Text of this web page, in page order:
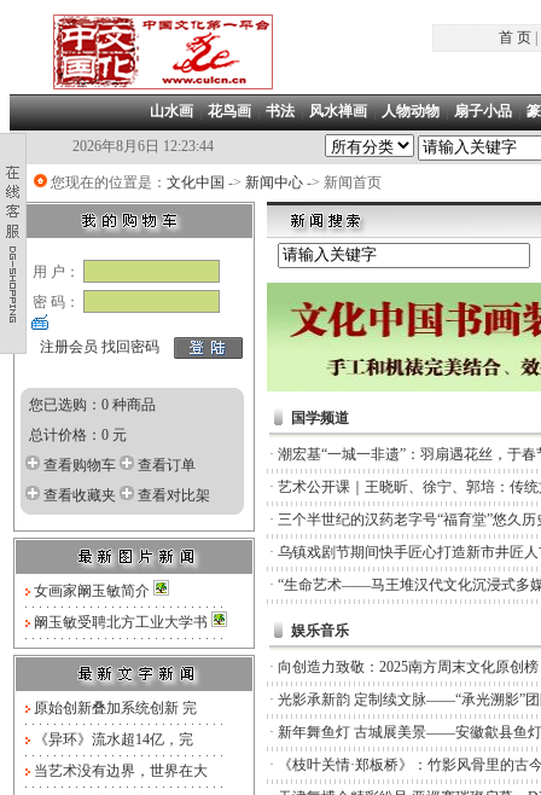
首 页|
山水画|花鸟画|书法|风水禅画|人物动物|扇子小品|
2026年8月6日 12:23:44
您现在的位置是： 文化中国 -> 新闻中心 -> 新闻首页
用 户：
密 码：
注册会员 找回密码
您已选购：0 种商品
总计价格：0 元
查看购物车
查看订单
查看收藏夹
查看对比架
女画家阚玉敏简介
阚玉敏受聘北方工业大学书
原始创新叠加系统创新 完
《异环》流水超14亿，完
当艺术没有边界，世界在大
国学频道
· 潮宏基“一城一非遗”：羽扇遇花丝，于
· 艺术公开课｜王晓昕、徐宁、郭培：传
· 三个半世纪的汉药老字号“福育堂”悠久历
· 乌镇戏剧节期间快手匠心打造新市井匠
· “生命艺术——马王堆汉代文化沉浸式多
娱乐音乐
· 向创造力致敬：2025南方周末文化原创
· 光影承新韵 定制续文脉——“承光溯影”
· 新年舞鱼灯 古城展美景——安徽歙县鱼
·
《枝叶关情·郑板桥》：竹影风骨里的古